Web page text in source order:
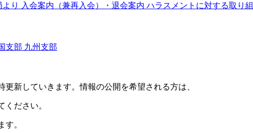
り 入会案内（兼再入会）・退会案内 ハラスメントに対する取り
支部 九州支部
更新していきます。情報の公開を希望される方は、
ください。
す。